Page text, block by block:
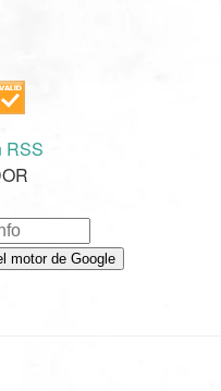
RSS
motor de Google